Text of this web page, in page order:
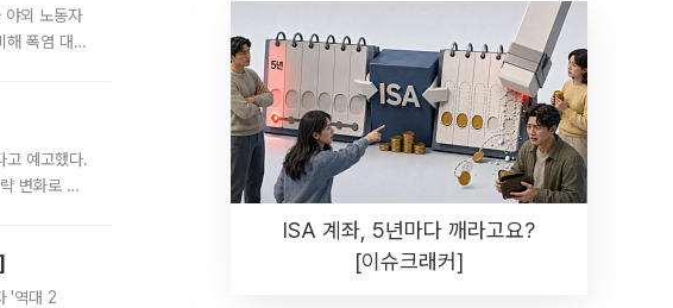
야외 노동자
해 폭염 대응
고 예고했다.
변화로 평
'역대 2
ISA 계좌, 5년마다 깨라고요?
[이슈크래커]